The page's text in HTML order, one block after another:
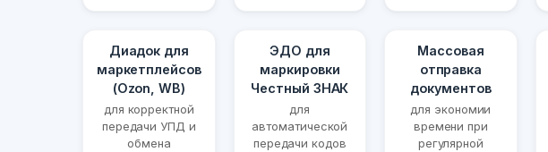
Диадок для
маркетплейсов
(Ozon, WB)
для корректной
передачи УПД и
обмена
ЭДО для
маркировки
Честный ЗНАК
для
автоматической
передачи кодов
Массовая
отправка
документов
для экономии
времени при
регулярной